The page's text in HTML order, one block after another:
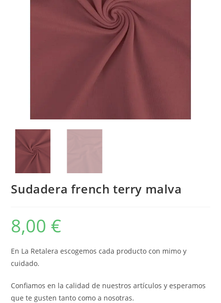
Sudadera french terry malva
8,00 €
En La Retalera escogemos cada producto con mimo y
cuidado.
Confiamos en la calidad de nuestros artículos y esperamos
que te gusten tanto como a nosotras.